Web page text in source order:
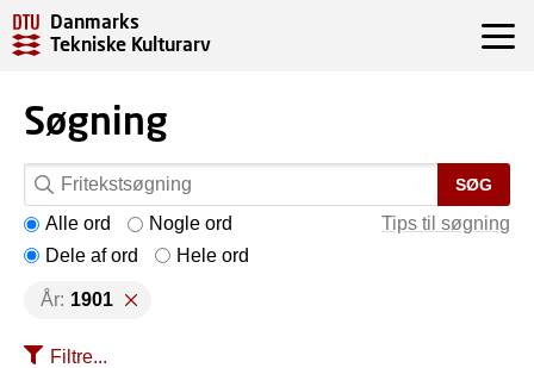
Danmarks
Tekniske Kulturarv
Søgning
SØG
Tips til søgning
Alle ord
Nogle ord
Dele af ord
Hele ord
År: 1901
Filtre...